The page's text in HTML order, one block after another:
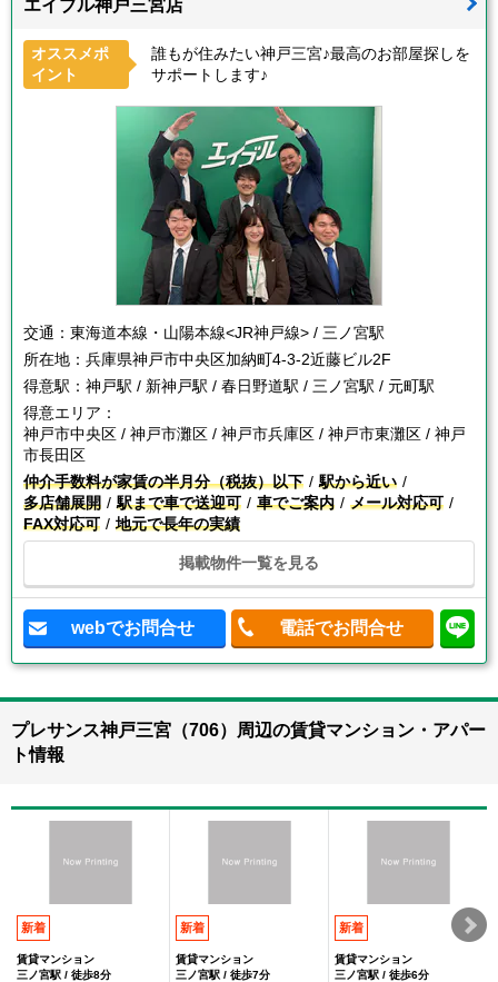
エイブル神戸三宮店
オススメポ
イント
誰もが住みたい神戸三宮♪最高のお部屋探しを
サポートします♪
交通： 東海道本線・山陽本線<JR神戸線> / 三ノ宮駅
所在地： 兵庫県神戸市中央区加納町4-3-2近藤ビル2F
得意駅： 神戸駅 / 新神戸駅 / 春日野道駅 / 三ノ宮駅 / 元町駅
得意エリア：
神戸市中央区 / 神戸市灘区 / 神戸市兵庫区 / 神戸市東灘区 / 神戸
市長田区
仲介手数料が家賃の半月分（税抜）以下
駅から近い
多店舗展開
駅まで車で送迎可 車でご案内
メール対応可
FAX対応可
地元で長年の実績
掲載物件一覧を見る
webでお問合せ 電話でお問合せ
プレサンス神戸三宮（706）周辺の賃貸マンション・アパー
ト情報
新着
賃貸マンション
三ノ宮駅 / 徒歩8分
新着
賃貸マンション
三ノ宮駅 / 徒歩7分
新着
賃貸マンション
三ノ宮駅 / 徒歩6分